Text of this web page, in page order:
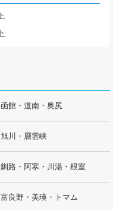
函館・道南・奥尻
旭川・層雲峡
釧路・阿寒・川湯・根室
富良野・美瑛・トマム